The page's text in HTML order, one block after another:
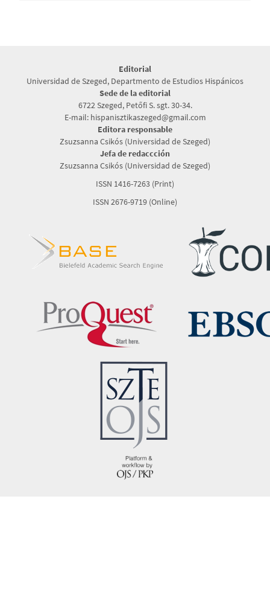
Editorial
Universidad de Szeged, Departmento de Estudios Hispánicos
Sede de la editorial
6722 Szeged, Petőfi S. sgt. 30-34.
E-mail: hispanisztikaszeged@gmail.com
Editora responsable
Zsuzsanna Csikós (Universidad de Szeged)
Jefa de redaccción
Zsuzsanna Csikós (Universidad de Szeged)
ISSN 1416-7263 (Print)
ISSN 2676-9719 (Online)